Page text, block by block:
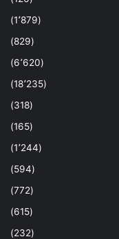
(1٬879)
(829)
(6٬620)
(18٬235)
(318)
(165)
(1٬244)
(594)
(772)
(615)
(232)